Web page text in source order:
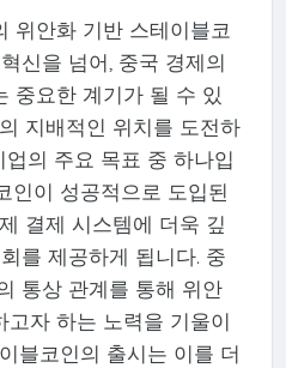
위안화 기반 스테이블코
신을 넘어, 중국 경제의
중요한 계기가 될 수 있
지배적인 위치를 도전하
의 주요 목표 중 하나입
인이 성공적으로 도입된
결제 시스템에 더욱 깊
를 제공하게 됩니다. 중
통상 관계를 통해 위안
자 하는 노력을 기울이
블코인의 출시는 이를 더